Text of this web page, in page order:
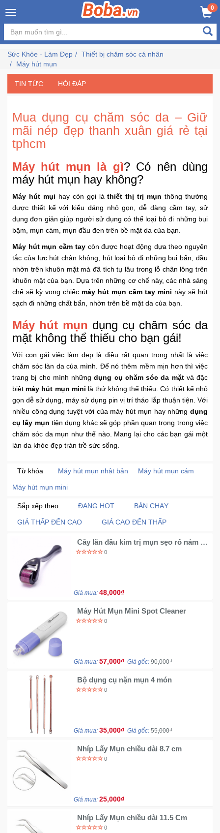
×
Đăng
nhập
Trang
Chủ
Hot
Bán
Chạy
Khuyến
Mãi
Thiết
âm
Phụ
Công
Nghệ
Tivi
Giải
Điện
Dụng
flycam
Sống
0
Sức Khỏe - Làm Đẹp
Thiết bị chăm sóc cá nhân
Máy hút mụn
TIN TỨC HỎI ĐÁP
Mua dụng cụ chăm sóc da – Giữ
mãi nép đẹp thanh xuân giá rẻ tại
tphcm
Máy hút mụn là gì? Có nên dùng
máy hút mụn hay không?
Máy hút mụi hay còn gọi là thiết thị trị mụn thông thường
được thiết kế với kiểu dáng nhỏ gọn, dễ dàng cầm tay, sử
dụng đơn giản giúp người sử dụng có thể loại bỏ đi những bụi
bặm, mụn cám, mụn đầu đen trên bề mặt da của bạn.
Máy hút mụn cầm taycòn được hoạt động dựa theo nguyên
tắc của lực hút chân không, hút loại bỏ đi những bụi bẩn, dầu
nhờn trên khuôn mặt mà đã tích tụ lâu trong lỗ chân lông trên
khuôn mặt của bạn. Dựa trên những cơ chế này, các nhà sáng
chế sẽ kỳ vọng chiếc máy hút mụn cầm tay mini này sẽ hút
sạch đi những chất bẩn, nhờn trên bề mặt da của bạn.
Máy hút mụn dụng cụ chăm sóc da
mặt không thể thiếu cho bạn gái!
Với con gái việc làm đẹp là điều rất quan trọng nhất là việc
chăm sóc làn da của mình. Để nó thêm mềm mịn hơn thì việc
trang bị cho mình nhữngdụng cụ chăm sóc da mặt và đặc
biệt máy hút mụn mini là thứ không thể thiếu. Có thiết kế nhỏ
gọn dễ sử dụng, máy sử dụng pin vị trí tháo lắp thuận tiện. Với
nhiều công dụng tuyệt vời của máy hút mụn hay những dụng
cụ lấy mụn tiện dụng khác sẽ góp phần quan trọng trong việc
chăm sóc da mụn như thế nào. Mang lại cho các bạn gái một
làn da khỏe đẹp tràn trề sức sống.
Từ khóa Máy hút mụn nhật bản Máy hút mụn cám
Máy hút mụn mini
Sắp xếp theo ĐANG HOT BÁN CHẠY
GIÁ THẤP ĐẾN CAO GIÁ CAO ĐẾN THẤP
Cây lăn đầu kim trị mụn sẹo rổ nám -
Nano mũi kim siêu nhỏ
0
Giá mua: 48,000₫
Máy Hút Mụn Mini Spot Cleaner
0
Giá mua: 57,000₫ Giá gốc: 90,000₫
Bộ dụng cụ nặn mụn 4 món
0
Giá mua: 35,000₫ Giá gốc: 55,000₫
Nhíp Lấy Mụn chiều dài 8.7 cm
0
Giá mua: 25,000₫
Nhíp Lấy Mụn chiều dài 11.5 Cm
0